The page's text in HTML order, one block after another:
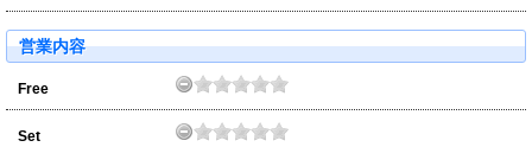
営業内容
Free
Set